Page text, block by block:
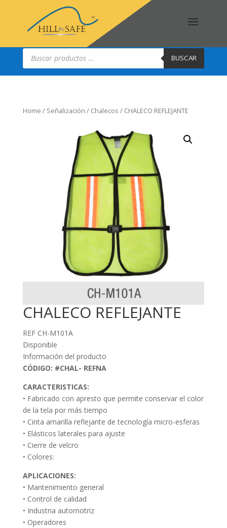
Búsqueda
productos
BUSCAR
Home / Señalización / Chalecos / CHALECO REFLEJANTE
CHALECO REFLEJANTE
REF CH-M101A
Disponible
Información del producto
CÓDIGO: #CHAL- REFNA
CARACTERISTICAS:
• Fabricado con apresto que permite conservar el color
de la tela por más tiempo
• Cinta amarilla reflejante de tecnología micro-esferas
• Elásticos laterales para ajuste
• Cierre de velcro
• Colores:
APLICACIONES:
• Mantenimiento general
• Control de calidad
• Industria automotriz
• Operadores